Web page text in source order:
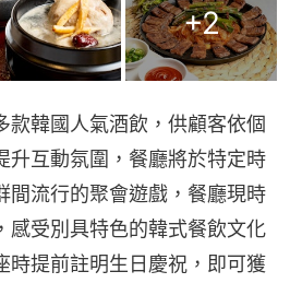
+2
款韓國人氣酒飲，供顧客依個
升互動氛圍，餐廳將於特定時
間流行的聚會遊戲，餐廳現時
感受別具特色的韓式餐飲文化
時提前註明生日慶祝，即可獲